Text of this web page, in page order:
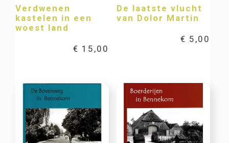
Verdwenen
kastelen in een
woest land
€ 15,00
De laatste vlucht
van Dolor Martin
€ 5,00